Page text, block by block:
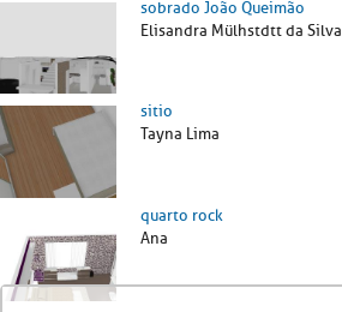
sobrado João Queimão
Elisandra Mülhstdtt da Silva
sitio
Tayna Lima
quarto rock
Ana